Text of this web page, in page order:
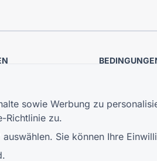
sowie Werbung zu
Richtlinie zu.
Sie können Ihre